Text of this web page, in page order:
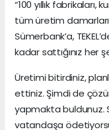
“100 yıllık fabrikaları,
tüm üretim
Sümerbank’a,
kadar sattığınız her
Üretimi bitirdiniz,
ettiniz. Şimdi de
yapmakta buldunuz.
vatandaşa